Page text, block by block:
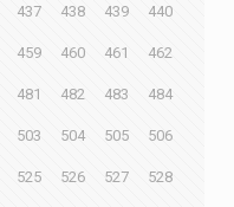
437 438 439 440
459 460 461 462
481 482 483 484
503 504 505 506
525 526 527 528